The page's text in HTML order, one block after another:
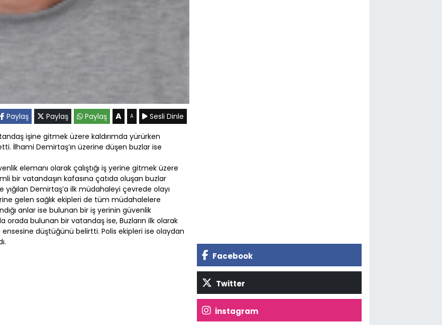
Paylaş Paylaş Paylaş A A
Sesli Dinle
işine gitmek üzere kaldırımda yürürken
İlhami Demirtaş’ın üzerine düşen buzlar ise
elemanı olarak çalıştığı iş yerine gitmek üzere
bir vatandaşın kafasına çatıda oluşan buzlar
Demirtaş’a ilk müdahaleyi çevrede olayı
gelen sağlık ekipleri de tüm müdahalelere
anlar ise bulunan bir iş yerinin güvenlik
orada bulunan bir vatandaş ise, Buzların ilk olarak
ensesine düştüğünü belirtti. Polis ekipleri ise olaydan
Facebook
Twitter
İnstagram